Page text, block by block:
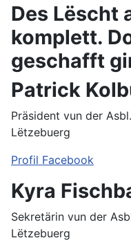
Des Lëscht
komplett.
geschafft
Patrick
Präsident vun der
Lëtzebuerg
Profil Facebook
Kyra
Sekretärin vun der
Lëtzebuerg